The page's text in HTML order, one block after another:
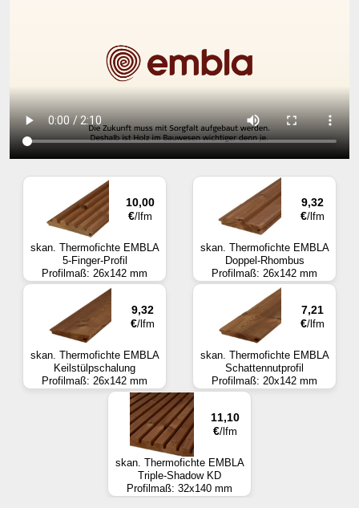
10,00
€/lfm
skan. Thermofichte EMBLA
5-Finger-Profil
Profilmaß: 26x142 mm
9,32
€/lfm
skan. Thermofichte EMBLA
Doppel-Rhombus
Profilmaß: 26x142 mm
9,32
€/lfm
skan. Thermofichte EMBLA
Keilstülpschalung
Profilmaß: 26x142 mm
7,21
€/lfm
skan. Thermofichte EMBLA
Schattennutprofil
Profilmaß: 20x142 mm
11,10
€/lfm
skan. Thermofichte EMBLA
Triple-Shadow KD
Profilmaß: 32x140 mm